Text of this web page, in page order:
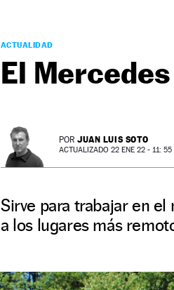
ACTUALIDAD
El
POR JUAN LUIS SOTO
ACTUALIZADO 22 ENE 22 - 11: 55
Sirve para trabajar en
a los lugares más